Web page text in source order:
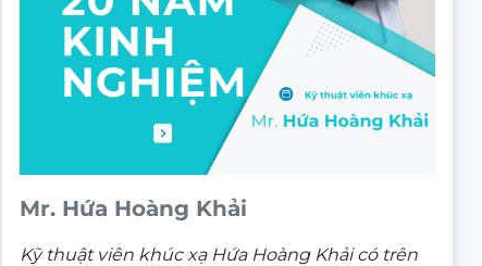
Mr. Hứa Hoàng Khải
Kỹ thuật viên khúc xạ Hứa Hoàng Khải có trên